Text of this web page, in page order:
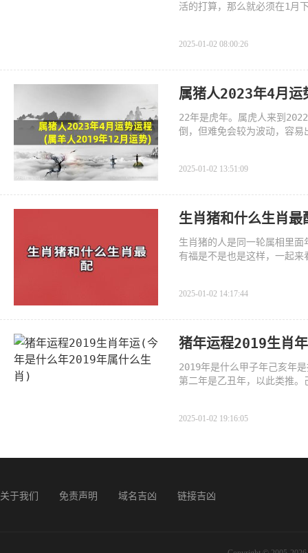
活的打算，那么就必须在1月
2025-01-02 08:00:26
属猪人2023年4月
22年是虎年。属虎人来到
倒，但难免会较为波动，容
2025-01-02 13:51:09
生肖猪和什么生肖
生肖猪的人是同一轮属相里
有福是不是也是这样，一起
2025-01-02 14:17:44
猪年运程2019生肖
2019年是什么甲子年己亥年
第二年是乙丑年，以此类推
2025-01-02 19:16:05
关于我们 免责声明 域名吉凶 链接吉凶